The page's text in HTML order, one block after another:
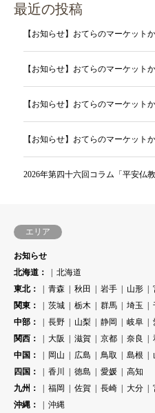
最近の投稿
【お知らせ】おてらのマーケット
【お知らせ】おてらのマーケット
【お知らせ】おてらのマーケット
【お知らせ】おてらのマーケット
2026年第四十六回コラム「平安仏
エリア
お知らせ
北海道：
北海道
東北：
青森 秋田 岩手 山形
関東：
茨城 栃木 群馬 埼玉
中部：
長野 山梨 静岡 岐阜
関西：
大阪 滋賀 京都 奈良
中国：
岡山 広島 鳥取 島根
四国：
香川 徳島 愛媛
高知
九州：
福岡 佐賀 長崎 大分
沖縄：
沖縄